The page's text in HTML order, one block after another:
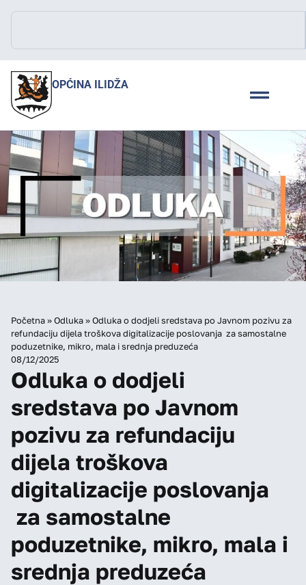
OPĆINA ILIDŽA
Početna»Odluka»Odluka o dodjeli sredstava po Javnom pozivu za
refundaciju dijela troškova digitalizacije poslovanja za samostalne
poduzetnike, mikro, mala i srednja preduzeća
08/12/2025
Odluka o dodjeli
sredstava po Javnom
pozivu za refundaciju
dijela troškova
digitalizacije poslovanja
za samostalne
poduzetnike, mikro, mala i
srednja preduzeća